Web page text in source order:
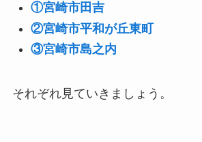
①宮崎市田吉
②宮崎市平和が丘東町
③宮崎市島之内
それぞれ見ていきましょう。